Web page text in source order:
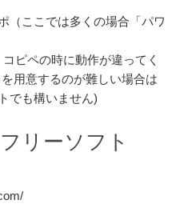
ここでは多くの場合「パワ
ピペの時に動作が違ってく
用意するのが難しい場合は
でも構いません)
リーソフト